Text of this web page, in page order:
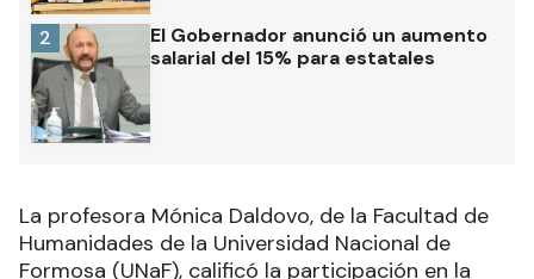
El Gobernador anunció un aumento
salarial del 15% para estatales
2
La profesora Mónica Daldovo, de la Facultad de
Humanidades de la Universidad Nacional de
Formosa (UNaF), calificó la participación en la